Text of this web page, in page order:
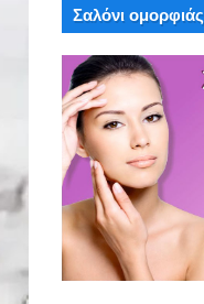
Σαλόνι ομορφιάς